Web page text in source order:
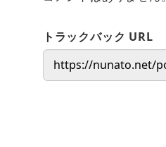
トラックバック URL